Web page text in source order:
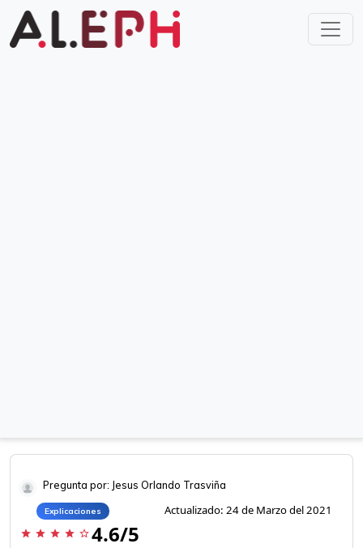
Pregunta por: Jesus Orlando Trasviña
Explicaciones Actualizado: 24 de Marzo del 2021
star star star star star_border 4.6/5